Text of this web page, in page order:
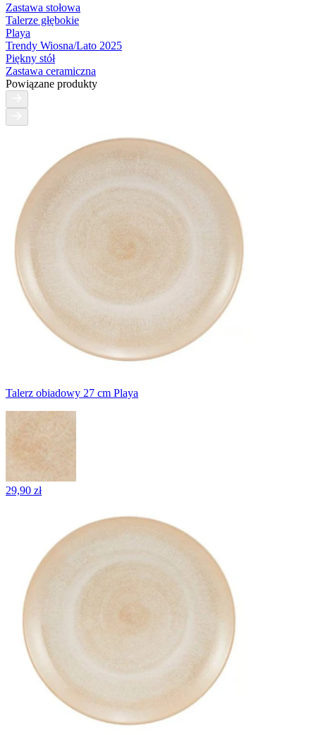
Zastawa stołowa
Talerze głębokie
Playa
Trendy Wiosna/Lato 2025
Piękny stół
Zastawa ceramiczna
Powiązane produkty
Talerz obiadowy 27 cm Playa
29,90 zł